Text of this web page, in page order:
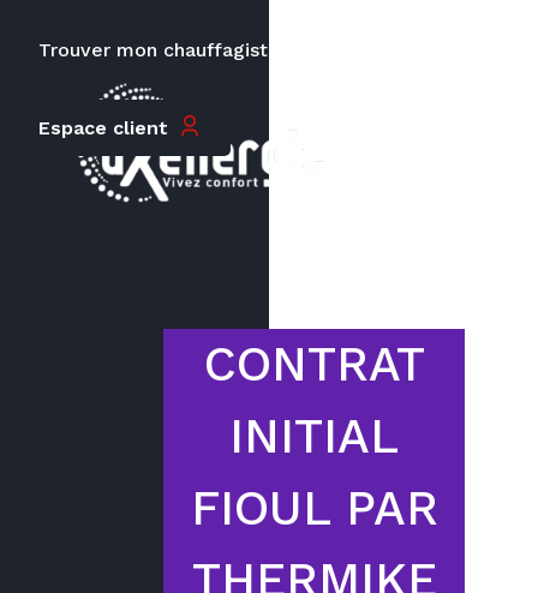
Trouver mon chauffagiste
Espace client
CONTRAT
INITIAL
FIOUL PAR
THERMIKE